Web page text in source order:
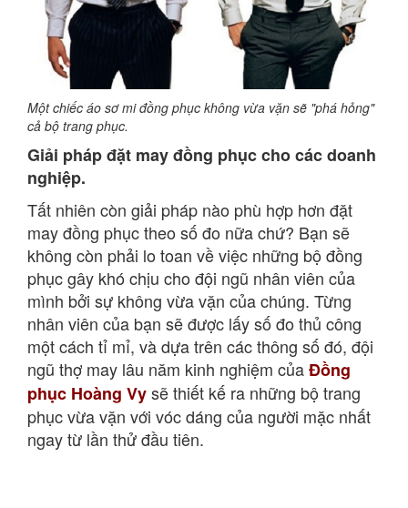
Một chiếc áo sơ mi đồng phục không vừa vặn sẽ "phá hỏng"
cả bộ trang phục.
Giải pháp đặt may đồng phục cho các doanh
nghiệp.
Tất nhiên còn giải pháp nào phù hợp hơn đặt
may đồng phục theo số đo nữa chứ? Bạn sẽ
không còn phải lo toan về việc những bộ đồng
phục gây khó chịu cho đội ngũ nhân viên của
mình bởi sự không vừa vặn của chúng. Từng
nhân viên của bạn sẽ được lấy số đo thủ công
một cách tỉ mỉ, và dựa trên các thông số đó, đội
ngũ thợ may lâu năm kinh nghiệm củaĐồng
phục Hoàng Vysẽ thiết kế ra những bộ trang
phục vừa vặn với vóc dáng của người mặc nhất
ngay từ lần thử đầu tiên.